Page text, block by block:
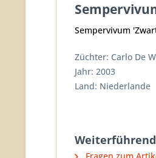
Sempervivum
Züchter: Carlo De
Jahr: 2003
Land: Niederlande